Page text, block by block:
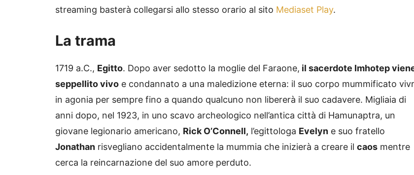
streaming basterà collegarsi allo stesso orario al sito Mediaset Play.
La trama
1719 a.C., Egitto. Dopo aver sedotto la moglie del Faraone, il sacerdote Imhotep
seppellito vivo e condannato a una maledizione eterna: il suo corpo mummificato
in agonia per sempre fino a quando qualcuno non libererà il suo cadavere. Migliaia di
anni dopo, nel 1923, in uno scavo archeologico nell’antica città di Hamunaptra, un
giovane legionario americano, Rick O’Connell, l’egittologa Evelyn e suo fratello
Jonathan risvegliano accidentalmente la mummia che inizierà a creare il caos mentre
cerca la reincarnazione del suo amore perduto.